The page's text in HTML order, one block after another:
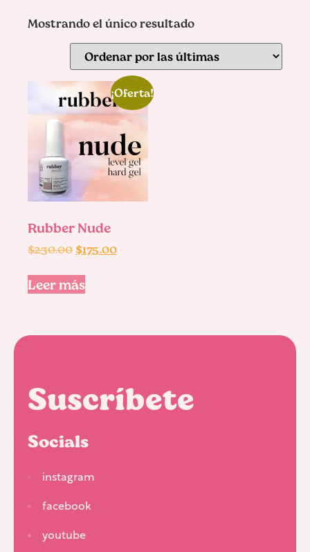
Mostrando el único resultado
¡Oferta!
Rubber Nude
$230.00 $175.00
Leer más
Suscríbete
Socials
instagram
facebook
youtube